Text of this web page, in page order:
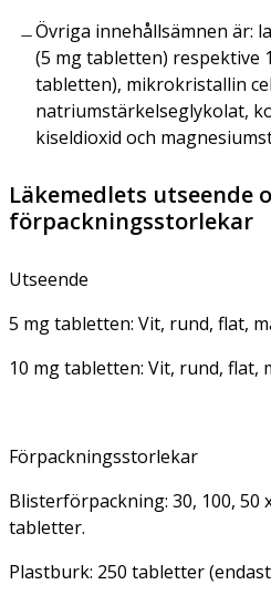
Övriga innehållsämnen är:
(5 mg tabletten) respektive
tabletten), mikrokristallin
natriumstärkelseglykolat,
kiseldioxid och
Läkemedlets utseende
förpackningsstorlekar
Utseende
5 mg tabletten: Vit, rund, flat,
10 mg tabletten: Vit, rund, flat,
Förpackningsstorlekar
Blisterförpackning: 30, 100, 50
tabletter.
Plastburk: 250 tabletter